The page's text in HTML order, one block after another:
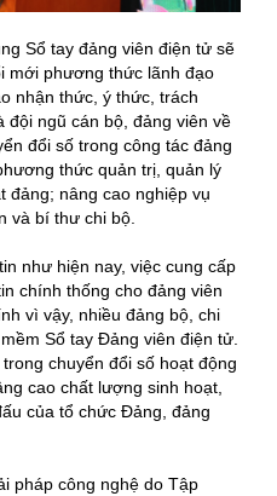
Sổ tay đảng viên điện tử sẽ
mới phương thức lãnh đạo
nhận thức, ý thức, trách
đội ngũ cán bộ, đảng viên về
đổi số trong công tác đảng
thức quản trị, quản lý
đảng; nâng cao nghiệp vụ
và bí thư chi bộ.
như hiện nay, việc cung cấp
chính thống cho đảng viên
vì vậy, nhiều đảng bộ, chi
Sổ tay Đảng viên điện tử.
chuyển đổi số hoạt động
cao chất lượng sinh hoạt,
của tổ chức Đảng, đảng
pháp công nghệ do Tập